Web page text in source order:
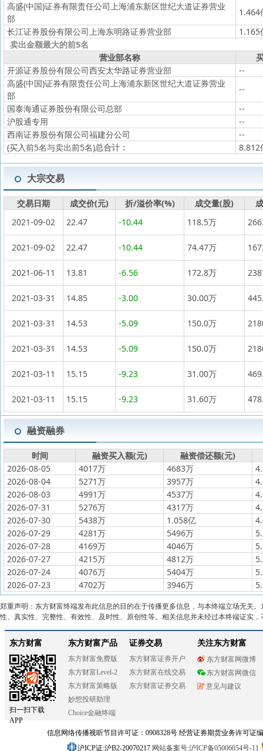
高盛(中国)证券有限责任公司上海浦东新区世纪大道证券营业
部
1.464
长江证券股份有限公司上海东明路证券营业部
1.165
卖出金额最大的前5名
营业部名称
开源证券股份有限公司西安太华路证券营业部
--
高盛(中国)证券有限责任公司上海浦东新区世纪大道证券营业
部
--
国泰海通证券股份有限公司总部
--
沪股通专用
--
西南证券股份有限公司福建分公司
--
(买入前5名与卖出前5名)总合计： 8.812
大宗交易
交易日期 成交价(元) 折/溢价率(%) 成交量(股)
2021-09-02
22.47 -10.44 118.5万
2021-09-02 22.47 -10.44 74.47万
2021-06-11 13.81 -6.56 172.8万
2021-03-31 14.85 -3.00 30.00万
2021-03-31 14.53 -5.09 150.0万
2021-03-31 14.53 -5.09 150.0万
2021-03-11 15.15 -9.23 31.00万
2021-03-11 15.15 -9.23 31.60万
融资融券
时间 融资买入额(元)
融资偿还额(元)
2026-08-05
4017万 4683万
2026-08-04
5271万 3957万
2026-08-03
4991万 4537万
2026-07-31
5276万 4317万
2026-07-30
5438万 1.058亿
2026-07-29
4281万 5496万
2026-07-28
4169万 4046万
2026-07-27
4215万 4812万
2026-07-24
4076万 5404万
2026-07-23
4702万 3946万
郑重声明：东方财富终端发布此信息的目的在于传播更多信息，与本终端立场无关
性、真实性、完整性、有效性、及时性、原创性等。相关信息并未经过本终端证实